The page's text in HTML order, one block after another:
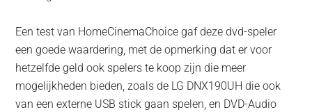
Een test van HomeCinemaChoice gaf deze dvd-speler
een goede waardering, met de opmerking dat er voor
hetzelfde geld ook spelers te koop zijn die meer
mogelijkheden bieden, zoals de LG DNX190UH die ook
van een externe USB stick gaan spelen, en DVD-Audio